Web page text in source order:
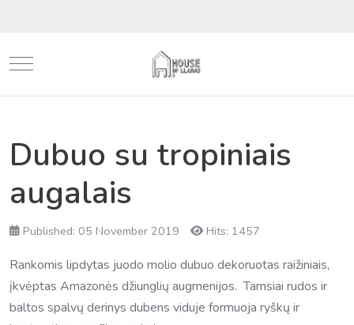
Mobile Menu Toggle
Dubuo su tropiniais
augalais
Published: 05 November 2019 Hits: 1457
Rankomis lipdytas juodo molio dubuo dekoruotas raižiniais,
įkvėptas Amazonės džiunglių augmenijos. Tamsiai rudos ir
baltos spalvų derinys dubens viduje formuoja ryškų ir